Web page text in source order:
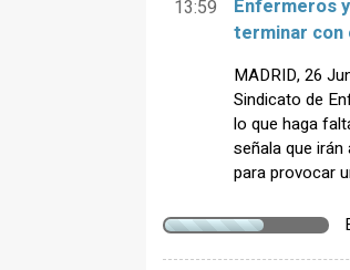
13:59
Enfermeros
terminar con
MADRID, 26
Sindicato de
lo que haga
señala que
para provocar